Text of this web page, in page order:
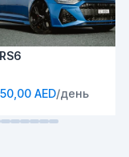
AED/день